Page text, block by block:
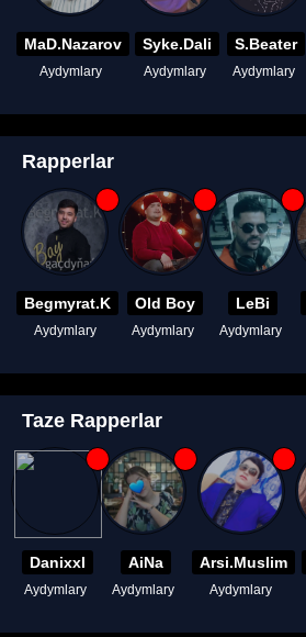
MaD.Nazarov
Aydymlary
Syke.Dali
Aydymlary
S.Beater
Aydymlary
Rapperlar
Begmyrat.K
Aydymlary
Old Boy
Aydymlary
LeBi
Aydymlary
Taze Rapperlar
Danixxl
Aydymlary
AiNa
Aydymlary
Arsi.Muslim
Aydymlary